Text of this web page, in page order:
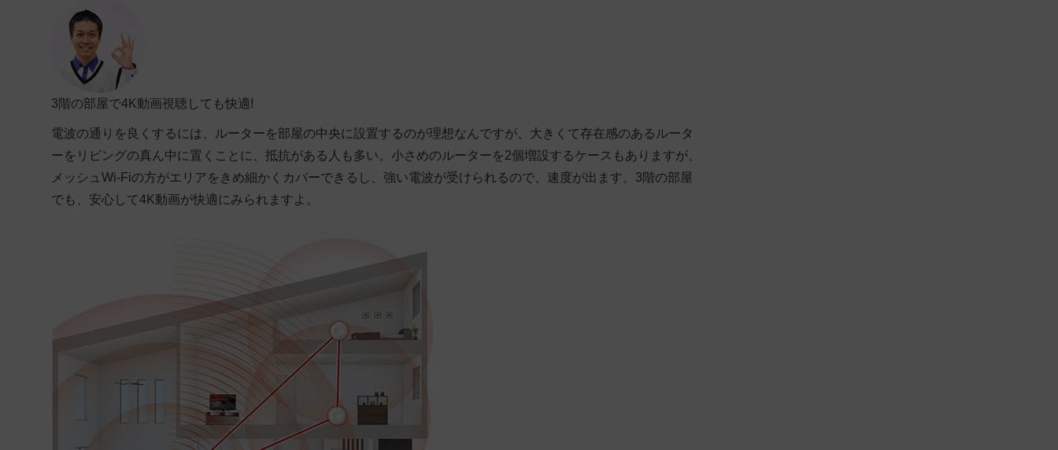
3階の部屋で4K動画視聴しても快適!
電波の通りを良くするには、ルーターを部屋の中央に設置するのが理想なんですが、大きくて存在感のあるルータ
ーをリビングの真ん中に置くことに、抵抗がある人も多い。小さめのルーターを2個増設するケースもありますが、
メッシュWi-Fiの方がエリアをきめ細かくカバーできるし、強い電波が受けられるので、速度が出ます。 3階の部屋
でも、安心して4K動画が快適にみられますよ 。